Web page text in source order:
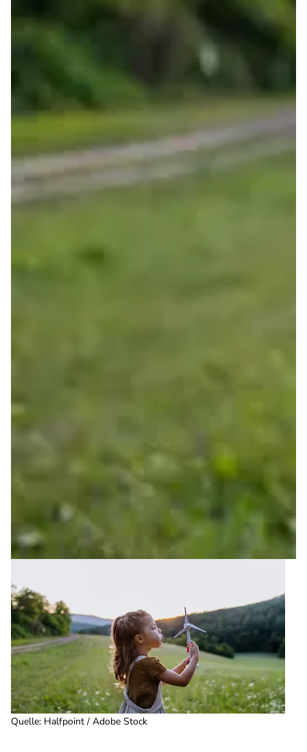
Quelle: Halfpoint / Adobe Stock